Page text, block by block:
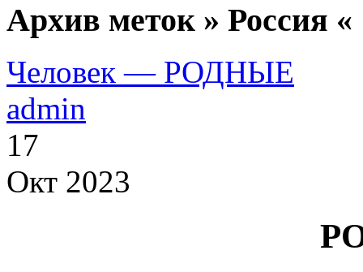
Архив меток » Россия «
Человек — РОДНЫЕ
admin
17
Окт 2023